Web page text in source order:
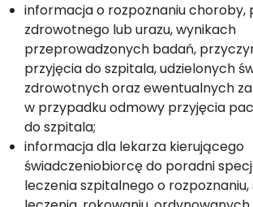
informacja o rozpoznaniu choroby,
zdrowotnego lub urazu, wynikach
przeprowadzonych badań,
przyjęcia do szpitala, udzielonych
zdrowotnych oraz ewentualnych
w przypadku odmowy przyjęcia
do szpitala;
informacja dla lekarza kierującego
świadczeniobiorcę do poradni
leczenia szpitalnego o